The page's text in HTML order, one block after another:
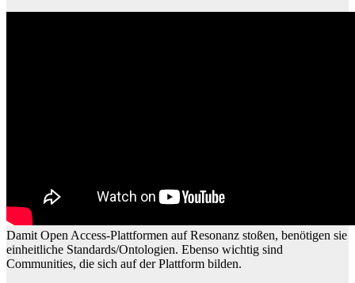
Damit Open Access-Plattformen auf Resonanz stoßen, benötigen sie
einheitliche Standards/Ontologien. Ebenso wichtig sind
Communities, die sich auf der Plattform bilden.